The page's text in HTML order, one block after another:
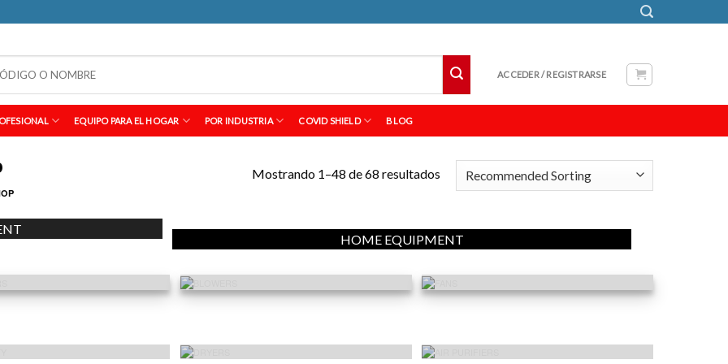
ACCEDER / REGISTRARSE
EQUIPO PARA EL HOGAR POR INDUSTRIA COVID SHIELD BLOG
Mostrando 1–48 de 68 resultados
HOME EQUIPMENT